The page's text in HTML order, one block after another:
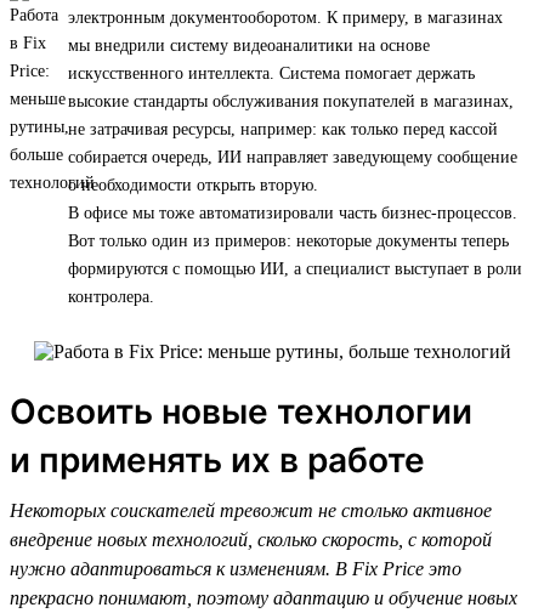
электронным документооборотом. К примеру, в магазинах
мы внедрили систему видеоаналитики на основе
искусственного интеллекта. Система помогает держать
высокие стандарты обслуживания покупателей в магазинах,
не затрачивая ресурсы, например: как только перед кассой
собирается очередь, ИИ направляет заведующему сообщение
о необходимости открыть вторую.
В офисе мы тоже автоматизировали часть бизнес-процессов.
Вот только один из примеров: некоторые документы теперь
формируются с помощью ИИ, а специалист выступает в роли
контролера.
Освоить новые технологии
и применять их в работе
Некоторых соискателей тревожит не столько активное
внедрение новых технологий, сколько скорость, с которой
нужно адаптироваться к изменениям. В Fix Price это
прекрасно понимают, поэтому адаптацию и обучение новых